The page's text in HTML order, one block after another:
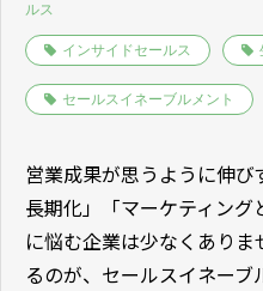
ルス
インサイドセールス
セールスイネーブルメント
営業成果が思うように伸
長期化」「マーケティン
に悩む企業は少なくあり
るのが、セールスイネーブ